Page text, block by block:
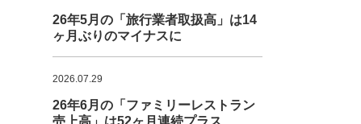
26年5月の「旅行業者取扱高」は14
ヶ月ぶりのマイナスに
2026.07.29
26年6月の「ファミリーレストラン
売上高」は52ヶ月連続プラス